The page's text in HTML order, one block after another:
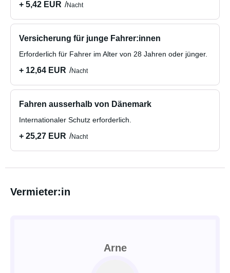
+ 5,42 EUR Nacht
Versicherung für junge Fahrer:innen
Erforderlich für Fahrer im Alter von 28 Jahren oder jünger.
+ 12,64 EUR Nacht
Fahren ausserhalb von Dänemark
Internationaler Schutz erforderlich.
+ 25,27 EUR Nacht
Vermieter:in
Arne